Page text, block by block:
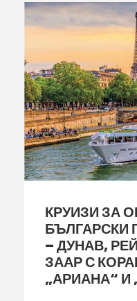
КРУИЗИ ЗА
БЪЛГАРСКИ
– ДУНАВ,
ЗААР С
„АРИАНА“ И